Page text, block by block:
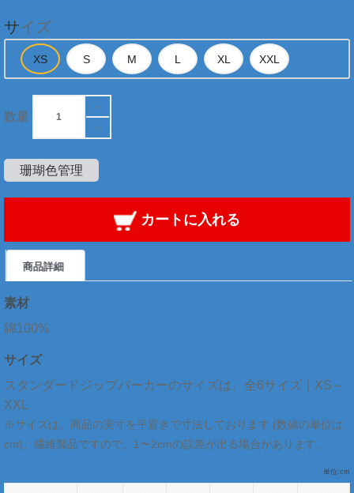
サイズ
数量
珊瑚色管理
カートに入れる
商品詳細
素材
綿100%
サイズ
スタンダードジップパーカーのサイズは、全6サイズ｜XS～
XXL
※サイズは、商品の実寸を平置きで寸法しております (数値の単位は
cm)。繊維製品ですので、1〜2cmの誤差が出る場合があります。
単位:cm